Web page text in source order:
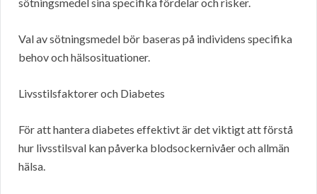
Val av sötningsmedel bör baseras på individens specifika
behov och hälsosituationer.
Livsstilsfaktorer och Diabetes
För att hantera diabetes effektivt är det viktigt att förstå
hur livsstilsval kan påverka blodsockernivåer och allmän
hälsa.